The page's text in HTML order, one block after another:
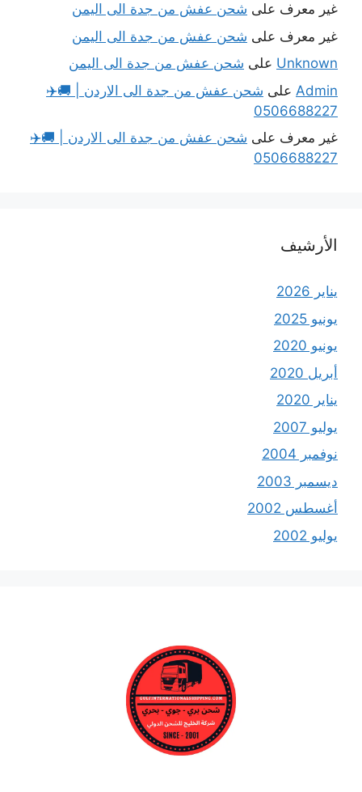
غير معرفعلى شحن عفش من جدة الى اليمن
غير معرف على شحن عفش من جدة الى اليمن
Unknownعلى شحن عفش من جدة الى اليمن
Adminعلى شحن عفش من جدة الى الاردن | 🚚✈️
0506688227
غير معرفعلى شحن عفش من جدة الى الاردن | 🚚✈️
0506688227
الأرشيف
يناير 2026
يونيو 2025
يونيو 2020
أبريل 2020
يناير 2020
يوليو 2007
نوفمبر 2004
ديسمبر 2003
أغسطس 2002
يوليو 2002